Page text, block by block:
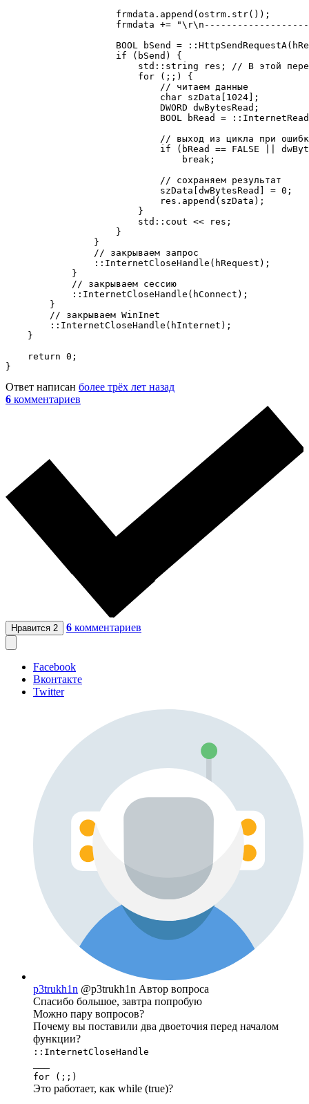
                    frmdata.append(ostrm.str());
frmdata +=
BOOL bSend =
                    if (bSend) {
std::string res; // В этой
                        for (;;) {
                            // читаем данные
                            char szData[1024];
                            DWORD dwBytesRead;
BOOL bRead =
// выход из цикла при
if (bRead == FALSE ||
                                break;
                            // сохраняем результат
                            szData[dwBytesRead] = 0;
                            res.append(szData);
                        }
                        std::cout << res;
                    }
                }
                // закрываем запрос
                ::InternetCloseHandle(hRequest);
            }
            // закрываем сессию
            ::InternetCloseHandle(hConnect);
        }
        // закрываем WinInet
        ::InternetCloseHandle(hInternet);
    }
    return 0;
}
Ответ написан более трёх лет назад
6 комментариев
Нравится 2 6 комментариев
Facebook
Вконтакте
Twitter
p3trukh1n @p3trukh1n Автор вопроса
Спасибо большое, завтра попробую
Можно пару вопросов?
Почему вы поставили два двоеточия перед началом
функции?
::InternetCloseHandle
for (;;)
Это работает, как while (true)?